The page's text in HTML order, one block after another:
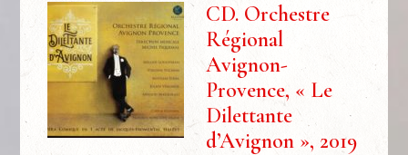
CD. Orchestre
Régional
Avignon-
Provence, « Le
Dilettante
d’Avignon », 2019